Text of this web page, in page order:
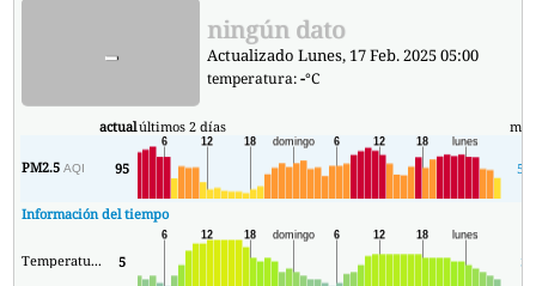
- ningún dato
Actualizado Lunes, 17 Feb. 2025 05:00
temperatura:-°C
actualúltimos 2 días
PM2.5AQI 95 55
Información del tiempo
Temperatura. 5 3